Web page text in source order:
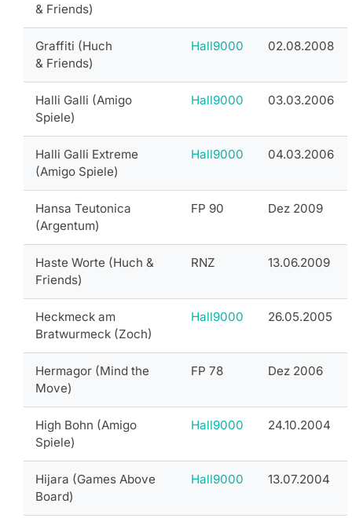
& Friends)
Graffiti (Huch
& Friends)
Hall9000 02.08.2008
Halli Galli (Amigo
Spiele)
Hall9000 03.03.2006
Halli Galli Extreme
(Amigo Spiele)
Hall9000 04.03.2006
Hansa Teutonica
(Argentum)
FP 90 Dez 2009
Haste Worte (Huch &
Friends)
RNZ 13.06.2009
Heckmeck am
Bratwurmeck (Zoch)
Hall9000 26.05.2005
Hermagor (Mind the
Move)
FP 78 Dez 2006
High Bohn (Amigo
Spiele)
Hall9000 24.10.2004
Hijara (Games Above
Board)
Hall9000 13.07.2004